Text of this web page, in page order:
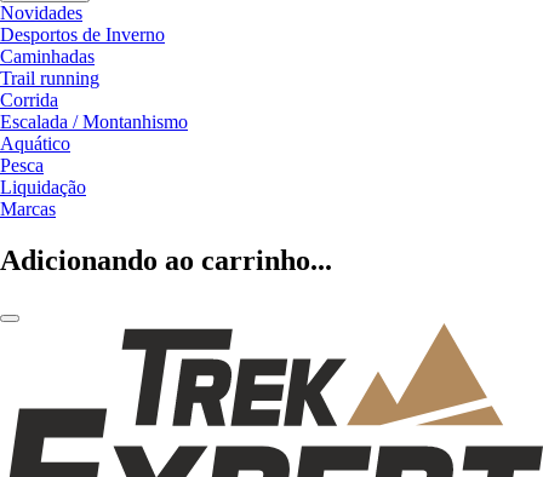
Novidades
Desportos de Inverno
Caminhadas
Trail running
Corrida
Escalada / Montanhismo
Aquático
Pesca
Liquidação
Marcas
Adicionando ao carrinho...